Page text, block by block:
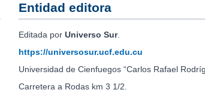
Entidad editora
Editada por Universo Sur.
https://universosur.ucf.edu.cu
Universidad de Cienfuegos “Carlos Rafael
Carretera a Rodas km 3 1/2.